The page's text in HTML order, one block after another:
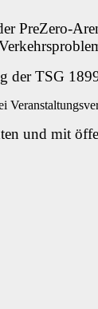
PreZero-
der TSG
und mit